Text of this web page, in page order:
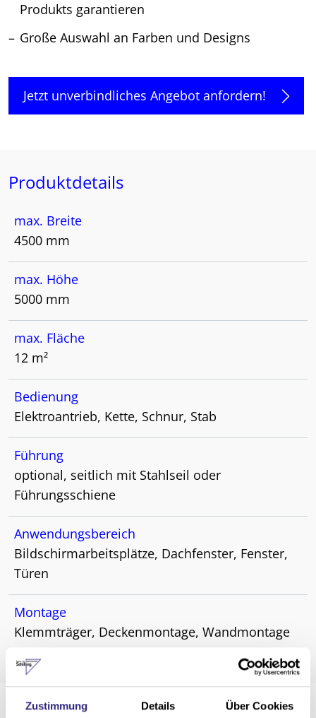
Zustimmung Details Über Cookies
Produkts garantieren
Große Auswahl an Farben und Designs
Jetzt unverbindliches Angebot anfordern!
Produktdetails
max. Breite
4500 mm
max. Höhe
5000 mm
max. Fläche
12 m²
Bedienung
Elektroantrieb, Kette, Schnur, Stab
Führung
optional, seitlich mit Stahlseil oder
Führungsschiene
Anwendungsbereich
Bildschirmarbeitsplätze, Dachfenster, Fenster,
Türen
Montage
Klemmträger, Deckenmontage, Wandmontage